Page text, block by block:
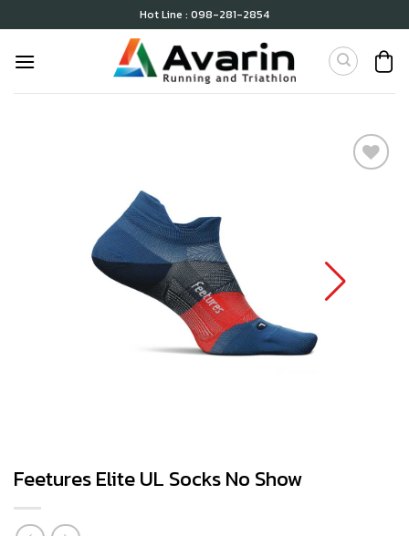
to
content
Hot Line : 098-281-2854
Feetures Elite UL Socks No Show